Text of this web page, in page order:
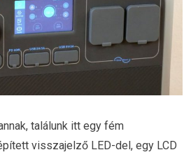
találunk itt egy fém
visszajelző LED-del, egy LCD